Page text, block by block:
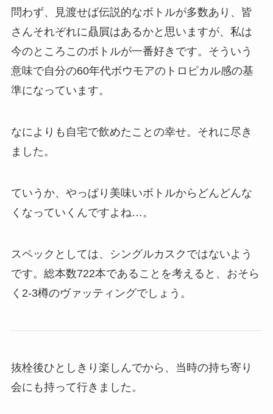
問わず、見渡せば伝説的なボトルが多数あり、皆
さんそれぞれに贔屓はあるかと思いますが、私は
今のところこのボトルが一番好きです。そういう
意味で自分の60年代ボウモアのトロピカル感の基
準になっています。
なによりも自宅で飲めたことの幸せ。それに尽き
ました。
ていうか、やっぱり美味いボトルからどんどんな
くなっていくんですよね…。
スペックとしては、シングルカスクではないよう
です。総本数722本であることを考えると、おそら
く2-3樽のヴァッティングでしょう。
抜栓後ひとしきり楽しんでから、当時の持ち寄り
会にも持って行きました。